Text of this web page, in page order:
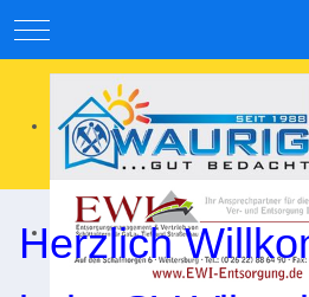
Mobile Menu Toggle
Herzlich